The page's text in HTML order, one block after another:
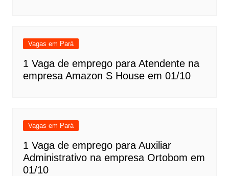
Vagas em Pará
1 Vaga de emprego para Atendente na
empresa Amazon S House em 01/10
Vagas em Pará
1 Vaga de emprego para Auxiliar
Administrativo na empresa Ortobom em
01/10